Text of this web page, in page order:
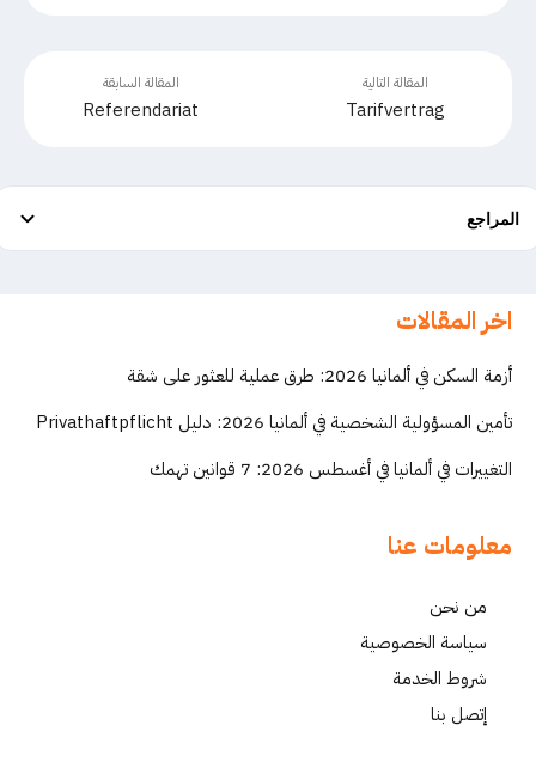
المقالة السابقة
Referendariat
المقالة التالية
Tarifvertrag
المراجع
اخر المقالات
أزمة السكن في ألمانيا 2026: طرق عملية للعثور على شقة
تأمين المسؤولية الشخصية في ألمانيا 2026: دليل Privathaftpflicht
التغييرات في ألمانيا في أغسطس 2026: 7 قوانين تهمك
معلومات عنا
من نحن
سياسة الخصوصية
شروط الخدمة
إتصل بنا